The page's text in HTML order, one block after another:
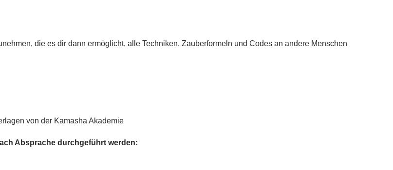
die es dir dann ermöglicht, alle Techniken, Zauberformeln und Codes an andere Menschen
von der Kamasha Akademie
Absprache durchgeführt werden: